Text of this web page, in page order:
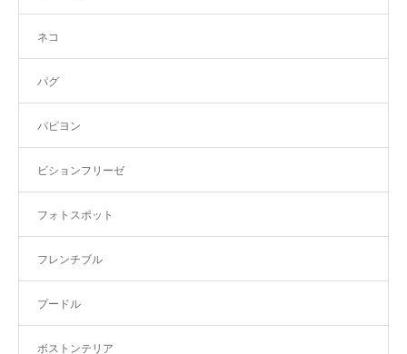
ネコ
パグ
パピヨン
ビションフリーゼ
フォトスポット
フレンチブル
プードル
ボストンテリア